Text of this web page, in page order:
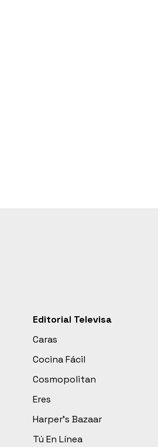
Editorial Televisa
Caras
Cocina Fácil
Cosmopolitan
Eres
Harper’s Bazaar
Tú En Línea